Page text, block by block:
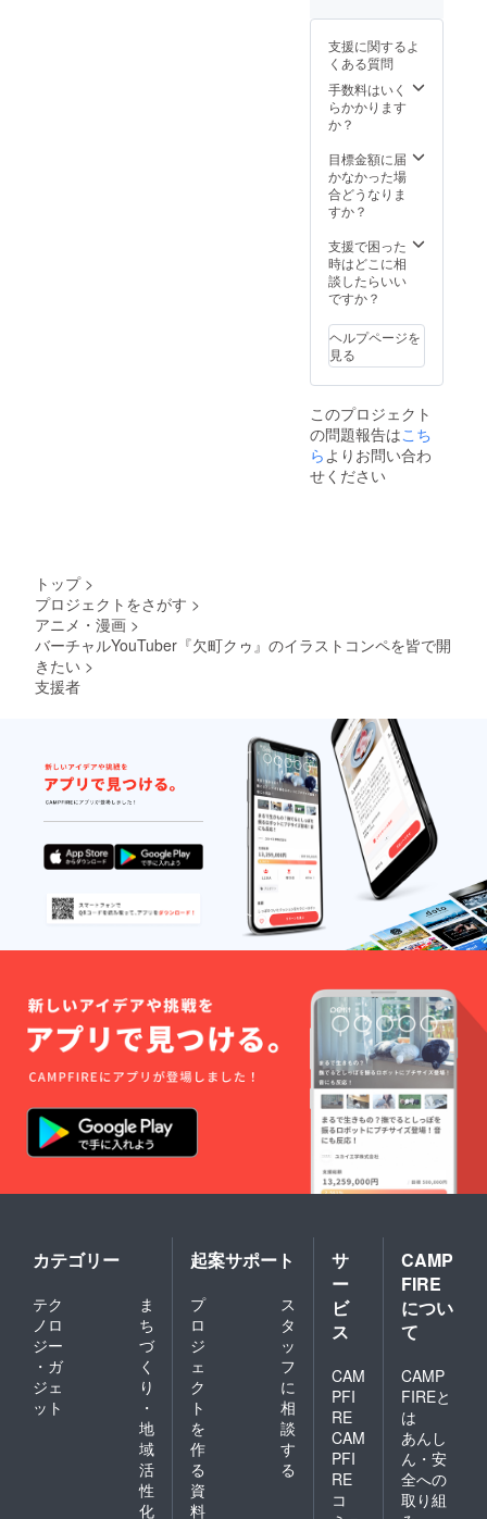
支援に関するよ
くある質問
手数料はいく
らかかります
か？
目標金額に届
かなかった場
合どうなりま
すか？
支援で困った
時はどこに相
談したらいい
ですか？
ヘルプページを
見る
このプロジェクト
の問題報告はこち
らよりお問い合わ
せください
トップ >
プロジェクトをさがす >
アニメ・漫画 >
バーチャルYouTuber『欠町クゥ』のイラストコンペを皆で開
きたい >
支援者
カテゴリー
テク
ノロ
ジー
・ガ
ジェ
ット
ま
ち
づ
く
り
・
地
域
活
性
化
起案サポート
プ
ロ
ジ
ェ
ク
ト
を
作
る
ス
タ
ッ
フ
に
相
談
す
る
資
料
サ
ー
ビ
ス
CAM
PFI
RE
CAM
PFI
RE
コ
CAMP
FIRE
につい
て
CAMP
FIREと
は
あんし
ん・安
全への
取り組